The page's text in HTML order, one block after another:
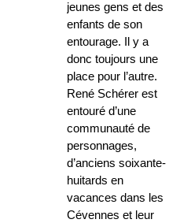
jeunes gens et des
enfants de son
entourage. Il y a
donc toujours une
place pour l’autre.
René Schérer est
entouré d’une
communauté de
personnages,
d’anciens soixante-
huitards en
vacances dans les
Cévennes et leur